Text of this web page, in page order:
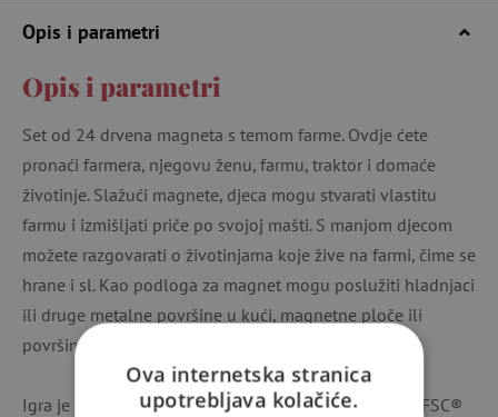
Opis i parametri
Opis i parametri
Set od 24 drvena magneta s temom farme. Ovdje ćete
pronaći farmera, njegovu ženu, farmu, traktor i domaće
životinje. Slažući magnete, djeca mogu stvarati vlastitu
farmu i izmišljati priče po svojoj mašti. S manjom djecom
možete razgovarati o životinjama koje žive na farmi, čime se
hrane i sl. Kao podloga za magnet mogu poslužiti hladnjaci
ili druge metalne površine u kući, magnetne ploče ili
površina tretirana magnetnom bojom.
Igra je primjerena za djecu od 2 godine. Izrađeno od FSC®
Ova internetska stranica
upotrebljava kolačiće.